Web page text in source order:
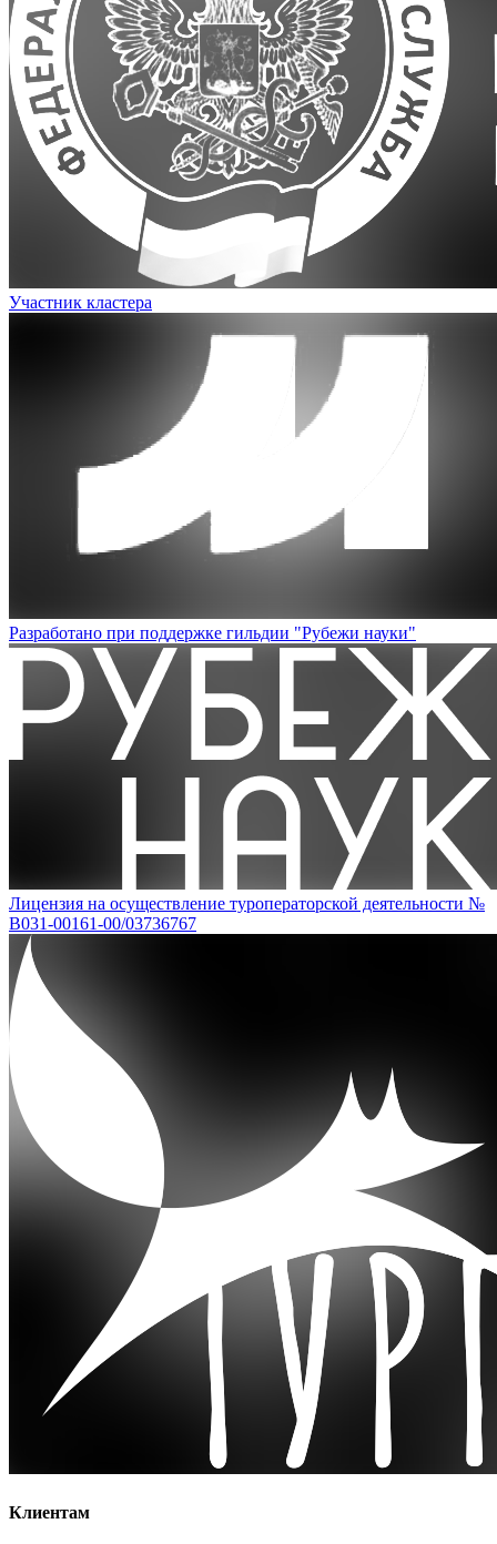
Участник кластера
Разработано при поддержке гильдии "Рубежи науки"
Лицензия на осуществление туроператорской деятельности №
В031-00161-00/03736767
Клиентам